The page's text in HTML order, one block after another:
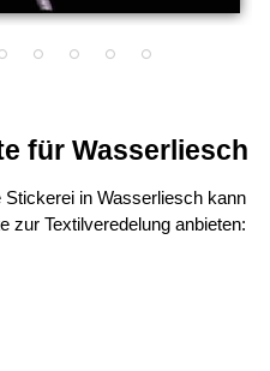
für Wasserliesch
in Wasserliesch kann
zur Textilveredelung anbieten: